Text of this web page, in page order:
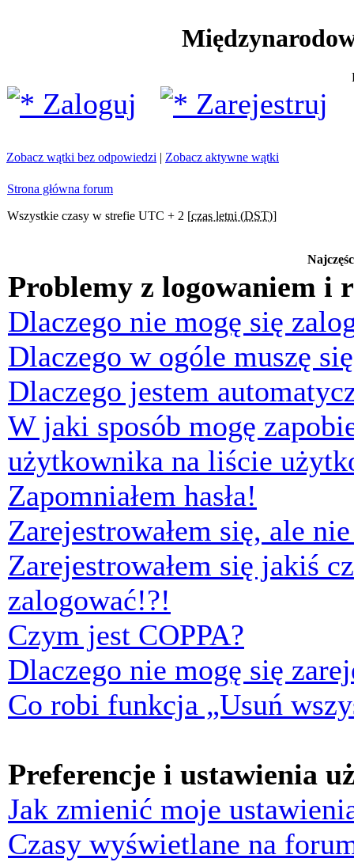
Zaloguj Zarejestruj
Zobacz wątki bez odpowiedzi | Zobacz aktywne wątki
Strona główna forum
Wszystkie czasy w strefie UTC + 2 [czas letni (DST)]
Problemy z logowaniem i
Dlaczego nie mogę się
Dlaczego w ogóle muszę
Dlaczego jestem
W jaki sposób mogę
użytkownika na liście
Zapomniałem hasła!
Zarejestrowałem się, ale
Zarejestrowałem się jakiś
zalogować!?!
Czym jest COPPA?
Dlaczego nie mogę się
Co robi funkcja „Usuń
Preferencje i ustawienia
Jak zmienić moje
Czasy wyświetlane na